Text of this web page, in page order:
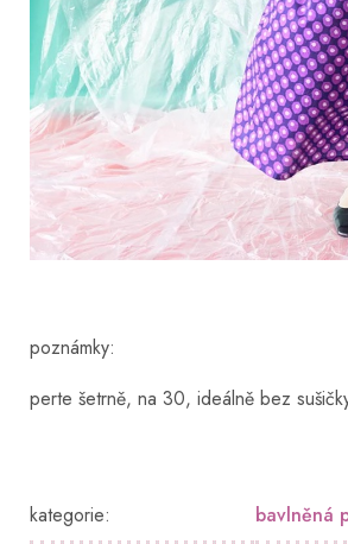
poznámky:
perte šetrně, na 30, ideálně bez
kategorie: bavlněná